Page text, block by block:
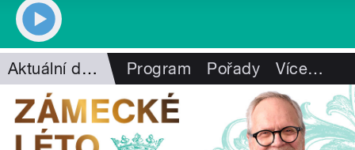
Aktuální dění Program Pořady Více…